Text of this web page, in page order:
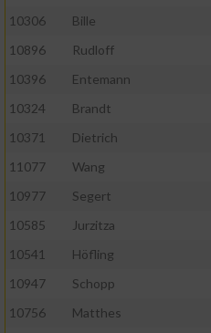
10306
Bille
10896
Rudloff
10396
Entemann
10324
Brandt
10371
Dietrich
11077
Wang
10977
Segert
10585
Jurzitza
10541
Höfling
10947
Schopp
10756
Matthes